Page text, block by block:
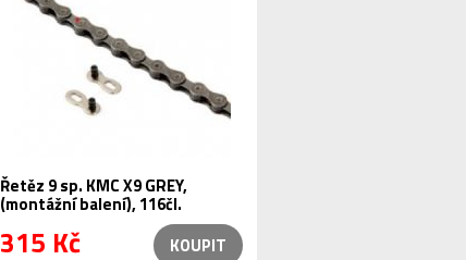
Řetěz 9 sp. KMC X9 GREY,
(montážní balení), 116čl.
315 Kč KOUPIT